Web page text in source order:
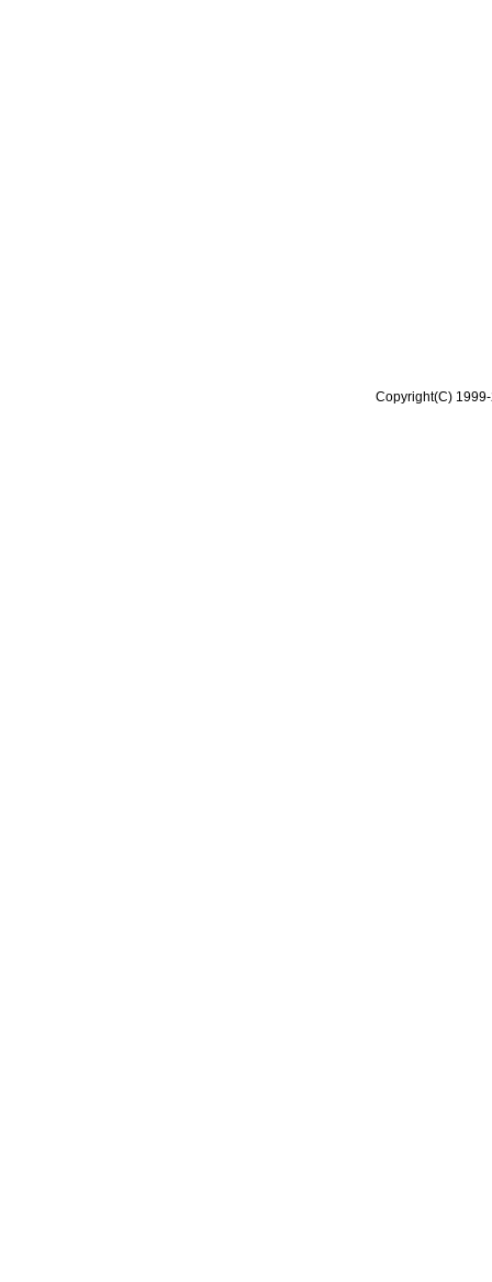
Copyright(C)